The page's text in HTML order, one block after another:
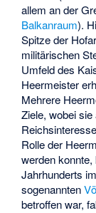
allem an der
Balkanraum).
Spitze der
militärischen
Umfeld des
Heermeister
Mehrere
Ziele, wobei
Rolle der
werden
Jahrhunderts
sogenannten
betroffen war,